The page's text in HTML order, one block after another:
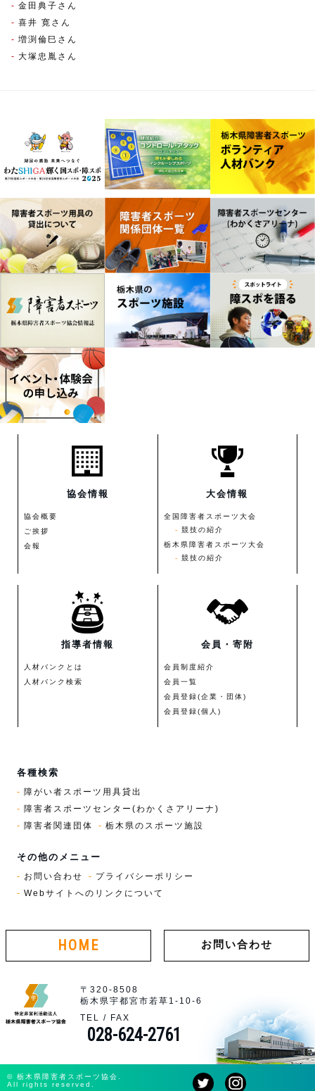
金田典子さん
喜井 寛さん
増渕倫巳さん
大塚忠胤さん
協会情報
協会概要
ご挨拶
会報
大会情報
全国障害者スポーツ大会
競技の紹介
栃木県障害者スポーツ大会
競技の紹介
指導者情報
人材バンクとは
人材バンク検索
会員・寄附
会員制度紹介
会員一覧
会員登録(企業・団体)
会員登録(個人)
各種検索
障がい者スポーツ用具貸出
障害者スポーツセンター(わかくさアリーナ)
障害者関連団体
栃木県のスポーツ施設
その他のメニュー
お問い合わせ
プライバシーポリシー
Webサイトへのリンクについて
HOME お問い合わせ
〒320-8508
栃木県宇都宮市若草1-10-6
TEL / FAX
028-624-2761
© 栃木県障害者スポーツ協会.
All rights reserved.